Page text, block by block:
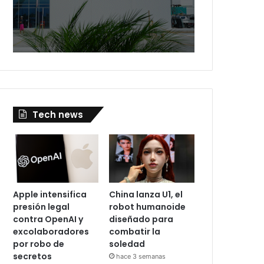
Tech news
Apple intensifica
presión legal
contra OpenAI y
excolaboradores
por robo de
secretos
China lanza U1, el
robot humanoide
diseñado para
combatir la
soledad
hace 3 semanas